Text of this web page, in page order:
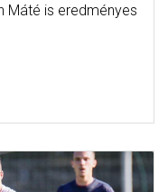
Máté is eredményes